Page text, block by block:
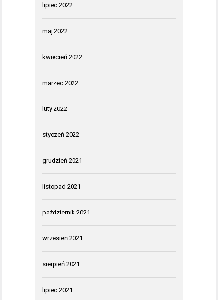
lipiec 2022
maj 2022
kwiecień 2022
marzec 2022
luty 2022
styczeń 2022
grudzień 2021
listopad 2021
październik 2021
wrzesień 2021
sierpień 2021
lipiec 2021